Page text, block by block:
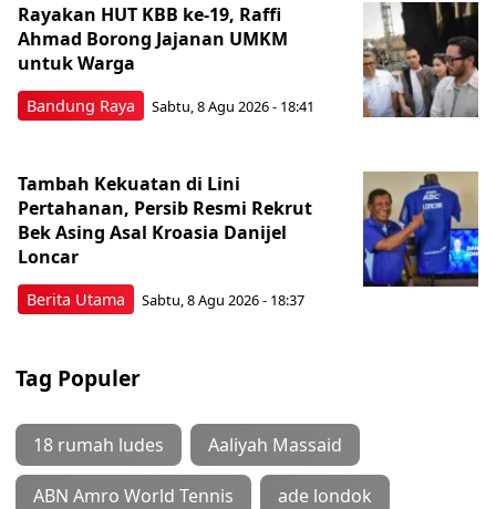
Bandung Raya
Rayakan HUT KBB ke-19, Raffi
Ahmad Borong Jajanan UMKM
untuk Warga
Sabtu, 8 Agu 2026 - 18:41
Berita Utama
Tambah Kekuatan di Lini
Pertahanan, Persib Resmi Rekrut
Bek Asing Asal Kroasia Danijel
Loncar
Sabtu, 8 Agu 2026 - 18:37
Tag Populer
18 rumah ludes Aaliyah Massaid
ABN Amro World Tennis ade londok